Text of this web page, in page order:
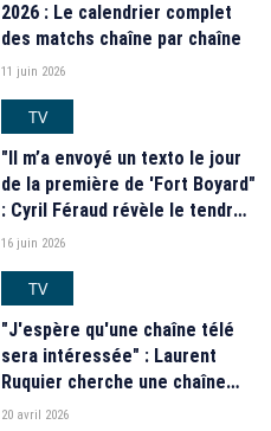
2026 : Le calendrier complet
des matchs chaîne par chaîne
11 juin 2026
TV
"Il m’a envoyé un texto le jour
de la première de 'Fort Boyard"
: Cyril Féraud révèle le tendre
message que lui a envoyé
16 juin 2026
TV
"J'espère qu'une chaîne télé
sera intéressée" : Laurent
Ruquier cherche une chaîne
pour diffuser les 50 ans des
20 avril 2026